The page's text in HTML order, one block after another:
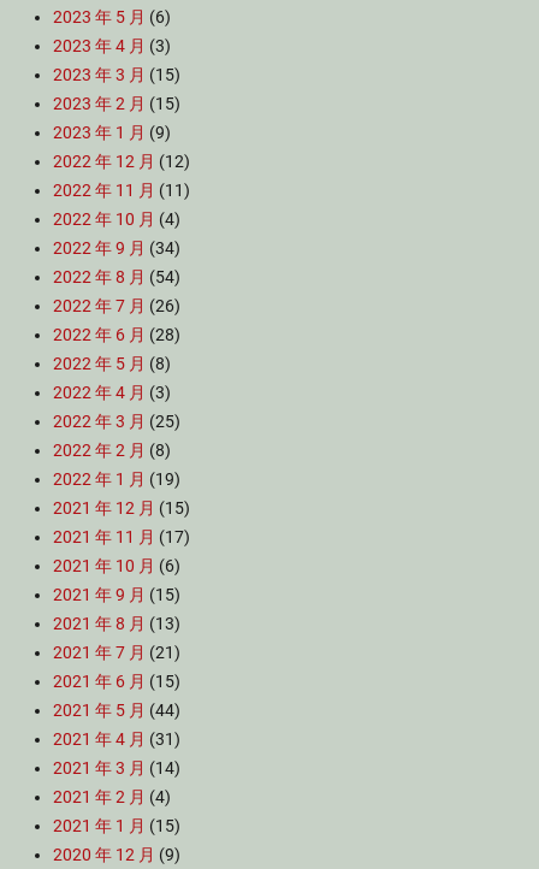
2023 年 5 月 (6)
2023 年 4 月 (3)
2023 年 3 月 (15)
2023 年 2 月 (15)
2023 年 1 月 (9)
2022 年 12 月 (12)
2022 年 11 月 (11)
2022 年 10 月 (4)
2022 年 9 月 (34)
2022 年 8 月 (54)
2022 年 7 月 (26)
2022 年 6 月 (28)
2022 年 5 月 (8)
2022 年 4 月 (3)
2022 年 3 月 (25)
2022 年 2 月 (8)
2022 年 1 月 (19)
2021 年 12 月 (15)
2021 年 11 月 (17)
2021 年 10 月 (6)
2021 年 9 月 (15)
2021 年 8 月 (13)
2021 年 7 月 (21)
2021 年 6 月 (15)
2021 年 5 月 (44)
2021 年 4 月 (31)
2021 年 3 月 (14)
2021 年 2 月 (4)
2021 年 1 月 (15)
2020 年 12 月 (9)